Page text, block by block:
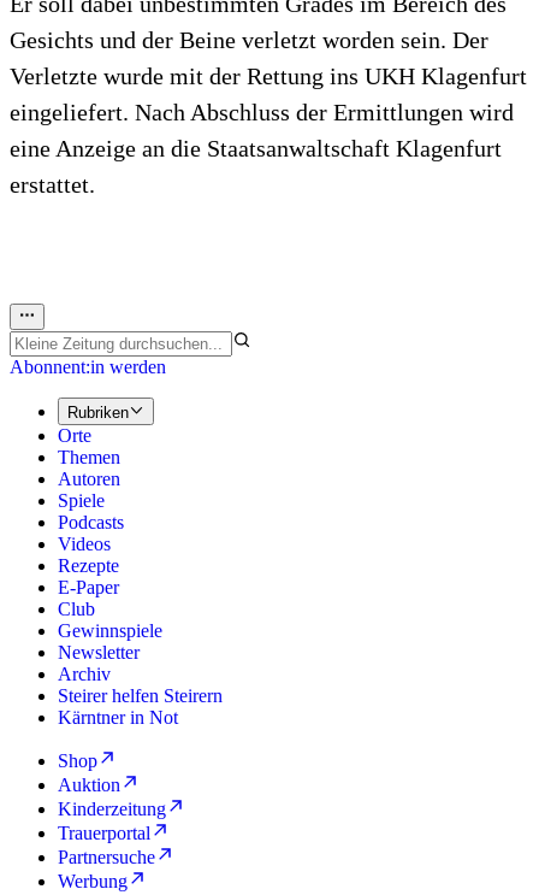
Gesichts und der Beine verletzt worden sein. Der
Verletzte wurde mit der Rettung ins UKH Klagenfurt
eingeliefert. Nach Abschluss der Ermittlungen wird
eine Anzeige an die Staatsanwaltschaft Klagenfurt
erstattet.
Abonnent:in werden
Rubriken
Orte
Themen
Autoren
Spiele
Podcasts
Videos
Rezepte
E-Paper
Club
Gewinnspiele
Newsletter
Archiv
Steirer helfen Steirern
Kärntner in Not
Shop
Auktion
Kinderzeitung
Trauerportal
Partnersuche
Werbung